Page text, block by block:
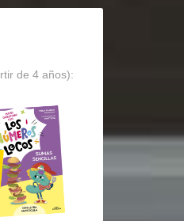
de 4 años):